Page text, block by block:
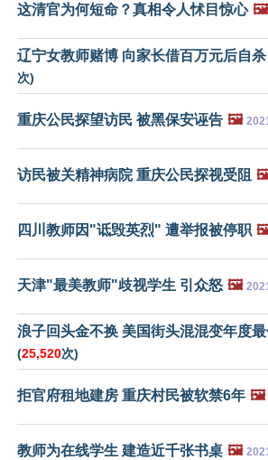
这清官为何短命？真相令人怵目惊心 🖼️
辽宁女教师赌博 向家长借百万元后自杀
次)
重庆公民探望访民 被黑保安诬告 🖼️
访民被关精神病院 重庆公民探视受阻
四川教师因"诋毁英烈" 遭举报被停职
天津"最美教师"歧视学生 引众怒 🖼️
浪子回头金不换 美国街头混混变年度
(25,520次)
拒官府租地建房 重庆村民被软禁6年 🖼️
教师为在线学生 建造近千张书桌 🖼️